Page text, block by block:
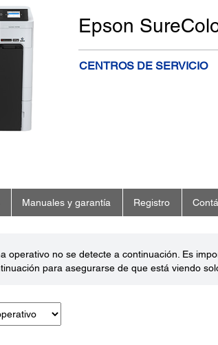
Epson
CENTROS DE SERVICIO
Manuales y garantía Registro
operativo no se detecte a continuación. Es
para asegurarse de que está viendo